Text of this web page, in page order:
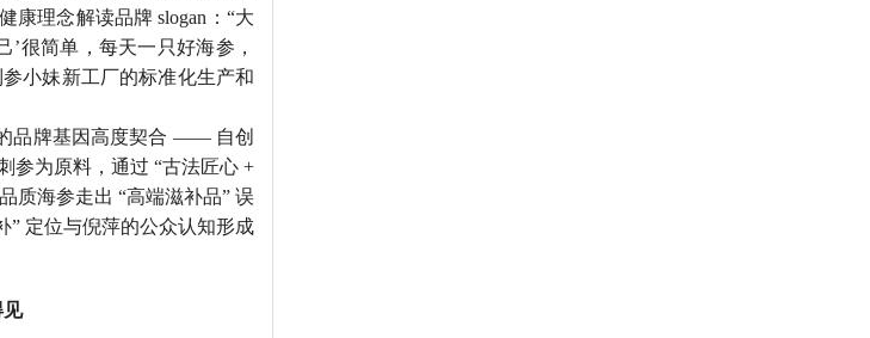
康理念解读品牌 slogan：“大
很简单，每天一只好海参，
小妹新工厂的标准化生产和
品牌基因高度契合 —— 自创
参为原料，通过 “古法匠心 +
质海参走出 “高端滋补品” 误
” 定位与倪萍的公众认知形成
见